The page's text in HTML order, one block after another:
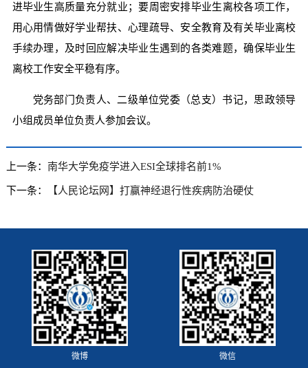
进毕业生高质量充分就业；要周密安排毕业生离校各项工作，
用心用情做好学业帮扶、心理疏导、安全教育及有关毕业离校
手续办理，及时回应解决毕业生遇到的各类难题，确保毕业生
离校工作安全平稳有序。
党务部门负责人、二级单位党委（总支）书记，思政领导
小组成员单位负责人参加会议。
上一条： 南华大学免疫学进入ESI全球排名前1%
下一条： 【人民论坛网】打赢神经退行性疾病防治硬仗
微博 微信